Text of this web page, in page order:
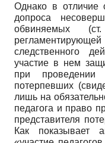
Однако в отличие
допроса
обвиняемых
следственного
участие в нем
при проведении
потерпевших
лишь на
педагога и право
представителя
Как показывает